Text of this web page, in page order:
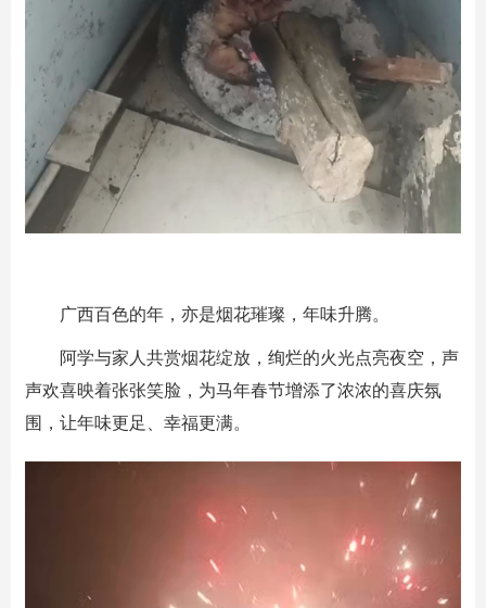
广西百色的年，亦是烟花璀璨，年味升腾。
阿学与家人共赏烟花绽放，绚烂的火光点亮夜空，声
声欢喜映着张张笑脸，为马年春节增添了浓浓的喜庆氛
围，让年味更足、幸福更满。